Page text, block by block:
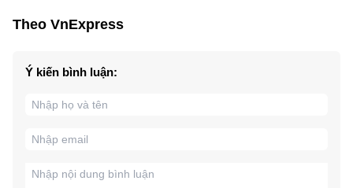
Theo VnExpress
Ý kiến bình luận: